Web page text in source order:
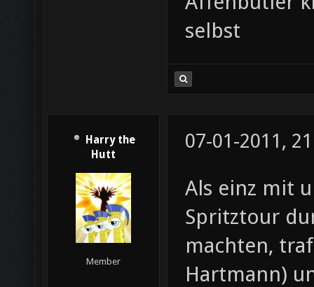
selbst
Harry the
Hutt
Member
07-01-2011,
Als einz mit
Spritztour
machten,
Hartmann)